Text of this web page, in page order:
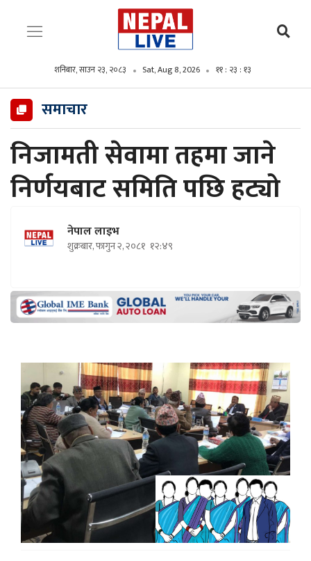
शनिबार, साउन २३, २०८३ Sat, Aug 8, 2026 ११ : २३ : १४
समाचार
निजामती सेवामा तहमा जाने
निर्णयबाट समिति पछि हट्यो
नेपाल लाइभ
शुक्रबार, फागुन २, २०८१ १२:४९